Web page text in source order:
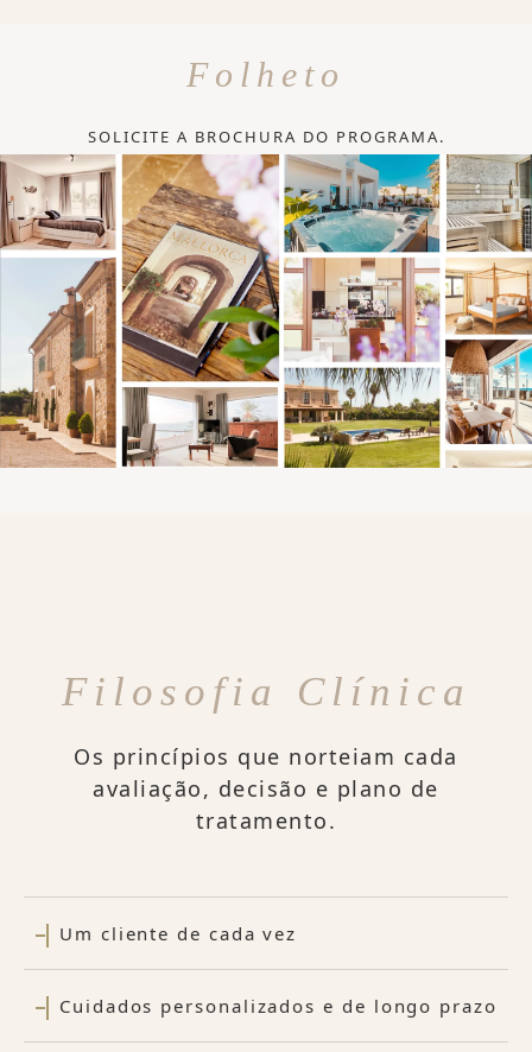
Folheto
SOLICITE A BROCHURA DO PROGRAMA.
Filosofia Clínica
Os princípios que norteiam cada
avaliação, decisão e plano de
tratamento.
Um cliente de cada vez
Cuidados personalizados e de longo prazo